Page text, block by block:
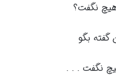
هیچ نگفت؟
گفته بگو
نگفت . . .